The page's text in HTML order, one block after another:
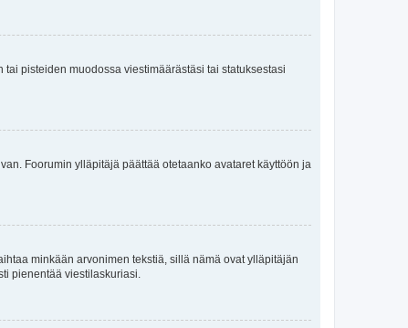
pisteiden muodossa viestimäärästäsi tai statuksestasi
Foorumin ylläpitäjä päättää otetaanko avataret käyttöön ja
minkään arvonimen tekstiä, sillä nämä ovat ylläpitäjän
pienentää viestilaskuriasi.